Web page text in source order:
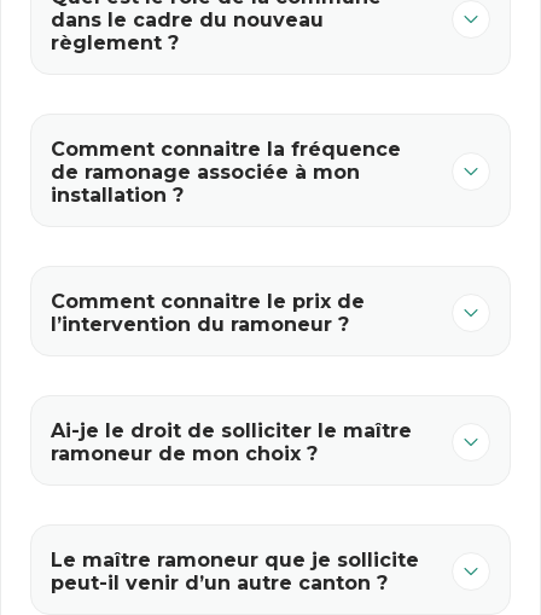
dans le cadre du nouveau
règlement ?
Comment connaitre la fréquence
de ramonage associée à mon
installation ?
Comment connaitre le prix de
l’intervention du ramoneur ?
Ai-je le droit de solliciter le maître
ramoneur de mon choix ?
Le maître ramoneur que je sollicite
peut-il venir d’un autre canton ?